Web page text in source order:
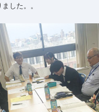
した。。